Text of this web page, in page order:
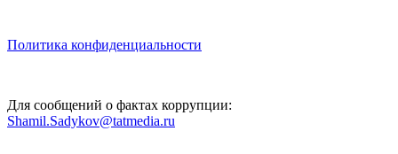
Политика конфиденциальности
Для сообщений о фактах коррупции:
Shamil.Sadykov@tatmedia.ru